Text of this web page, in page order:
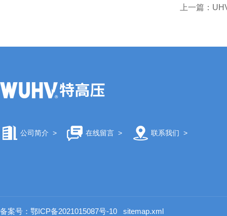
上一篇：
公司简介 > 在线留言> 联系我们 >
备案号：鄂ICP备2021015087号-10 sitemap.xml